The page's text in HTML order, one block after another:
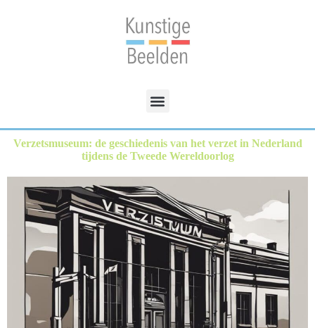
Verzetsmuseum: de geschiedenis van het verzet in Nederland
tijdens de Tweede Wereldoorlog